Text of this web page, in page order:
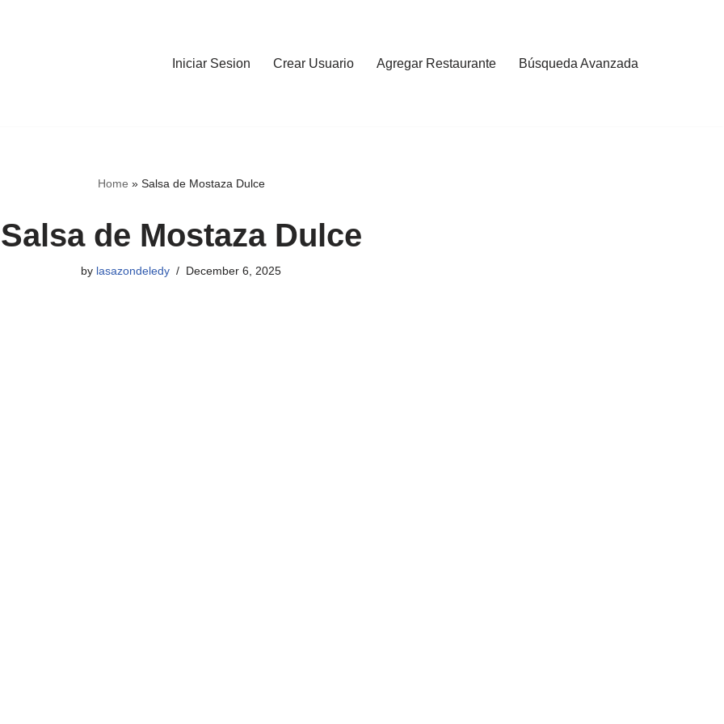
Iniciar Sesion Crear Usuario Agregar Restaurante Búsqueda Avanzada
Home » Salsa de Mostaza Dulce
Salsa de Mostaza Dulce
by lasazondeledy December 6, 2025